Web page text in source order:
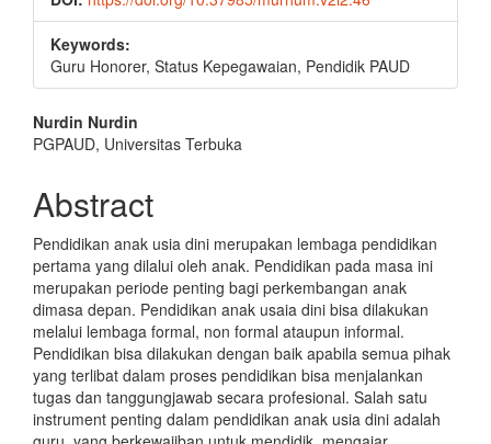
Keywords:
Guru Honorer, Status Kepegawaian, Pendidik PAUD
Main
Article
Content
Nurdin Nurdin
PGPAUD, Universitas Terbuka
Abstract
Pendidikan anak usia dini merupakan lembaga pendidikan
pertama yang dilalui oleh anak. Pendidikan pada masa ini
merupakan periode penting bagi perkembangan anak
dimasa depan. Pendidikan anak usaia dini bisa dilakukan
melalui lembaga formal, non formal ataupun informal.
Pendidikan bisa dilakukan dengan baik apabila semua pihak
yang terlibat dalam proses pendidikan bisa menjalankan
tugas dan tanggungjawab secara profesional. Salah satu
instrument penting dalam pendidikan anak usia dini adalah